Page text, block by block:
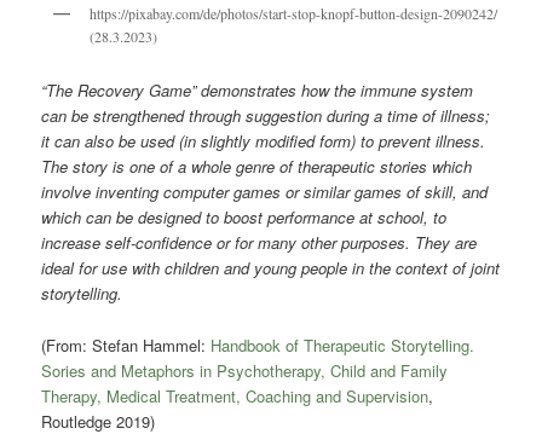
https://pixabay.com/de/photos/start-stop-knopf-button-design-2090242/
(28.3.2023)
“The Recovery Game” demonstrates how the immune system
can be strengthened through suggestion during a time of illness;
it can also be used (in slightly modified form) to prevent illness.
The story is one of a whole genre of therapeutic stories which
involve inventing computer games or similar games of skill, and
which can be designed to boost performance at school, to
increase self-confidence or for many other purposes. They are
ideal for use with children and young people in the context of joint
storytelling.
(From: Stefan Hammel: Handbook of Therapeutic Storytelling.
Sories and Metaphors in Psychotherapy, Child and Family
Therapy, Medical Treatment, Coaching and Supervision,
Routledge 2019)